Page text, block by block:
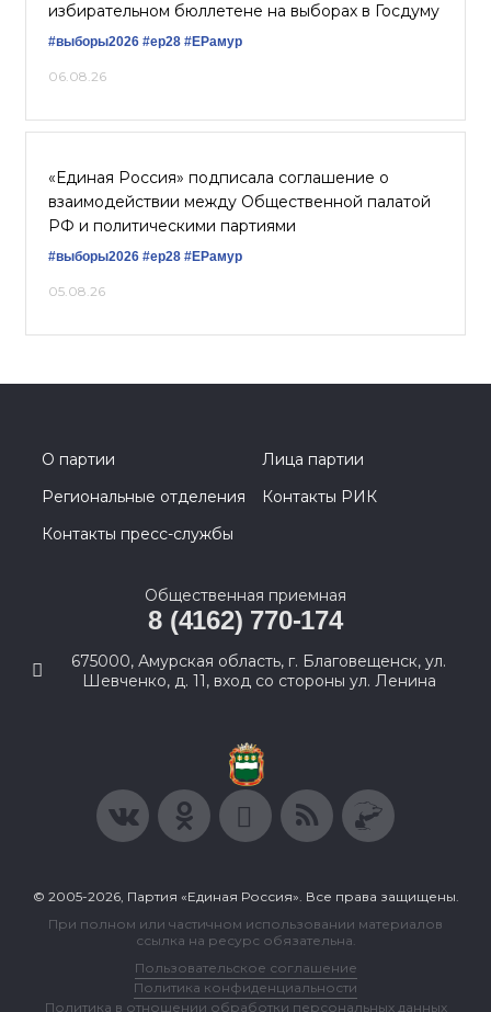
избирательном бюллетене на выборах в Госдуму
#выборы2026 #ер28 #ЕРамур
06.08.26
«Единая Россия» подписала соглашение о
взаимодействии между Общественной палатой
РФ и политическими партиями
#выборы2026 #ер28 #ЕРамур
05.08.26
О партии
Лица партии
Региональные отделения
Контакты РИК
Контакты пресс-службы
Общественная приемная
8 (4162) 770-174
675000, Амурская область, г. Благовещенск, ул.
Шевченко, д. 11, вход со стороны ул. Ленина
© 2005-2026, Партия «Единая Россия». Все права защищены.
При полном или частичном использовании материалов
ссылка на ресурс обязательна.
Пользовательское соглашение
Политика конфиденциальности
Политика в отношении обработки персональных данных